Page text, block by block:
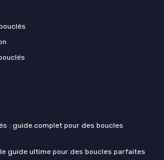
: guide complet pour des boucles
guide ultime pour des boucles parfaites